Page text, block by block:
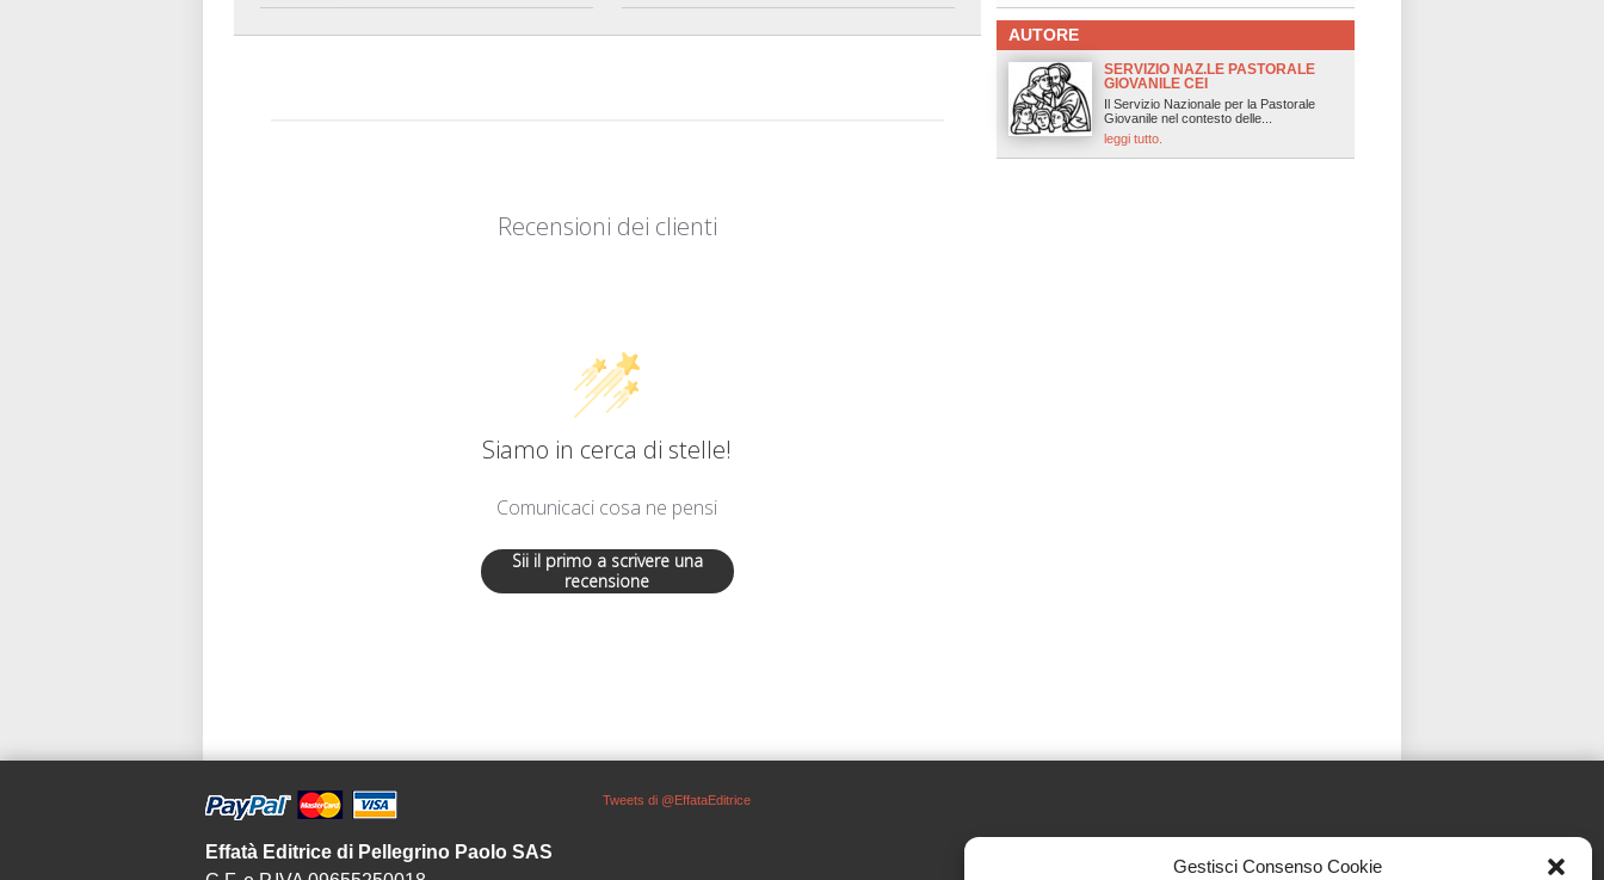
Gestisci Consenso Cookie
AUTORE
SERVIZIO NAZ.LE PASTORALE
GIOVANILE CEI
Il Servizio Nazionale per la Pastorale
Giovanile nel contesto delle...
leggi tutto.
Recensioni dei clienti
Siamo in cerca di stelle!
Comunicaci cosa ne pensi
Sii il primo a scrivere una
recensione
Effatà Editrice di Pellegrino Paolo SAS
Tweets di @EffataEditrice